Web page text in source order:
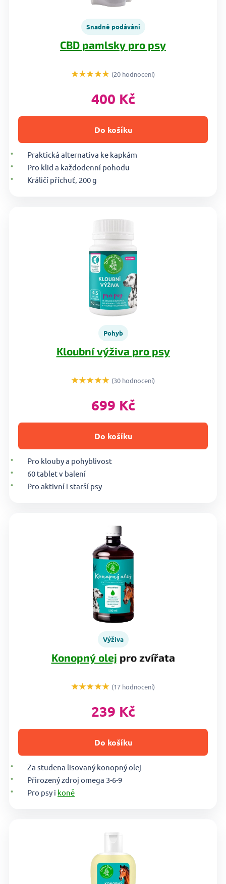
Snadné podávání
CBD pamlsky pro psy
★★★★★ (20 hodnocení)
400 Kč
Do košíku
Praktická alternativa ke kapkám
Pro klid a každodenní pohodu
Králičí příchuť, 200 g
Pohyb
Kloubní výživa pro psy
★★★★★ (30 hodnocení)
699 Kč
Do košíku
Pro klouby a pohyblivost
60 tablet v balení
Pro aktivní i starší psy
Výživa
Konopný olej pro zvířata
★★★★★ (17 hodnocení)
239 Kč
Do košíku
Za studena lisovaný konopný olej
Přirozený zdroj omega 3-6-9
Pro psy i koně